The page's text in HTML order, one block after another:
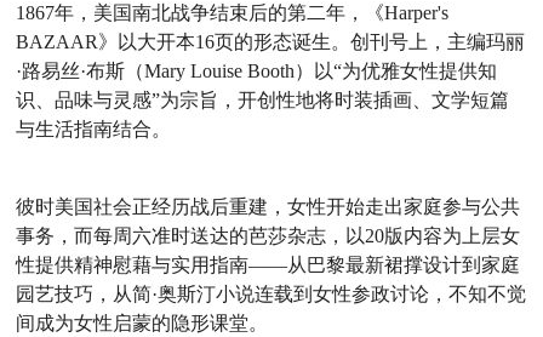
1867年，美国南北战争结束后的第二年，《Harper's
BAZAAR》以大开本16页的形态诞生。创刊号上，主编玛丽
·路易丝·布斯（Mary Louise Booth）以“为优雅女性提供知
识、品味与灵感”为宗旨，开创性地将时装插画、文学短篇
与生活指南结合。
彼时美国社会正经历战后重建，女性开始走出家庭参与公共
事务，而每周六准时送达的芭莎杂志，以20版内容为上层女
性提供精神慰藉与实用指南——从巴黎最新裙撑设计到家庭
园艺技巧，从简·奥斯汀小说连载到女性参政讨论，不知不觉
间成为女性启蒙的隐形课堂。